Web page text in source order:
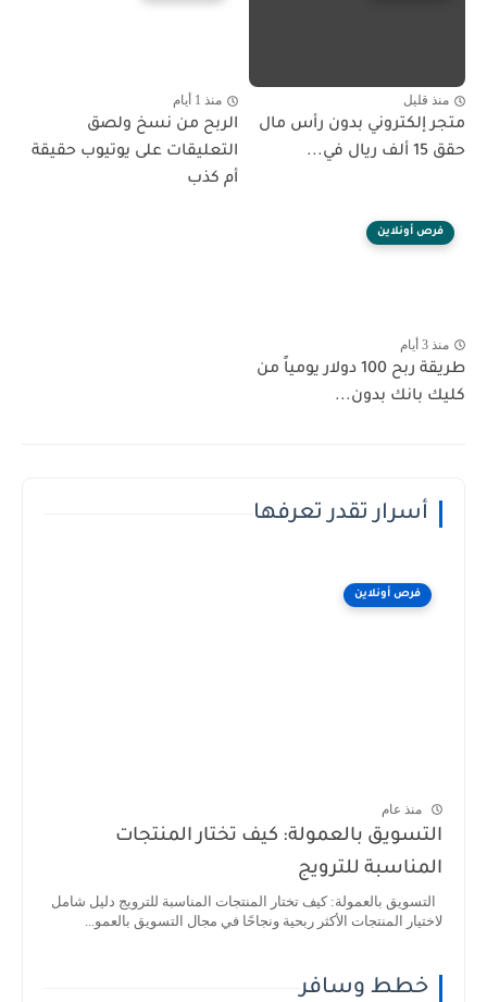
منذ قليل
متجر إلكتروني بدون رأس مال
حقق 15 ألف ريال في...
منذ 1 أيام
الربح من نسخ ولصق
التعليقات على يوتيوب حقيقة
أم كذب
فرص أونلاين
منذ 3 أيام
طريقة ربح 100 دولار يومياً من
كليك بانك بدون...
أسرار تقدر تعرفها
فرص أونلاين
منذ عام
التسويق بالعمولة: كيف تختار المنتجات
المناسبة للترويج
التسويق بالعمولة: كيف تختار المنتجات المناسبة للترويج دليل شامل
لاختيار المنتجات الأكثر ربحية ونجاحًا في مجال التسويق بالعمو...
خطط وسافر